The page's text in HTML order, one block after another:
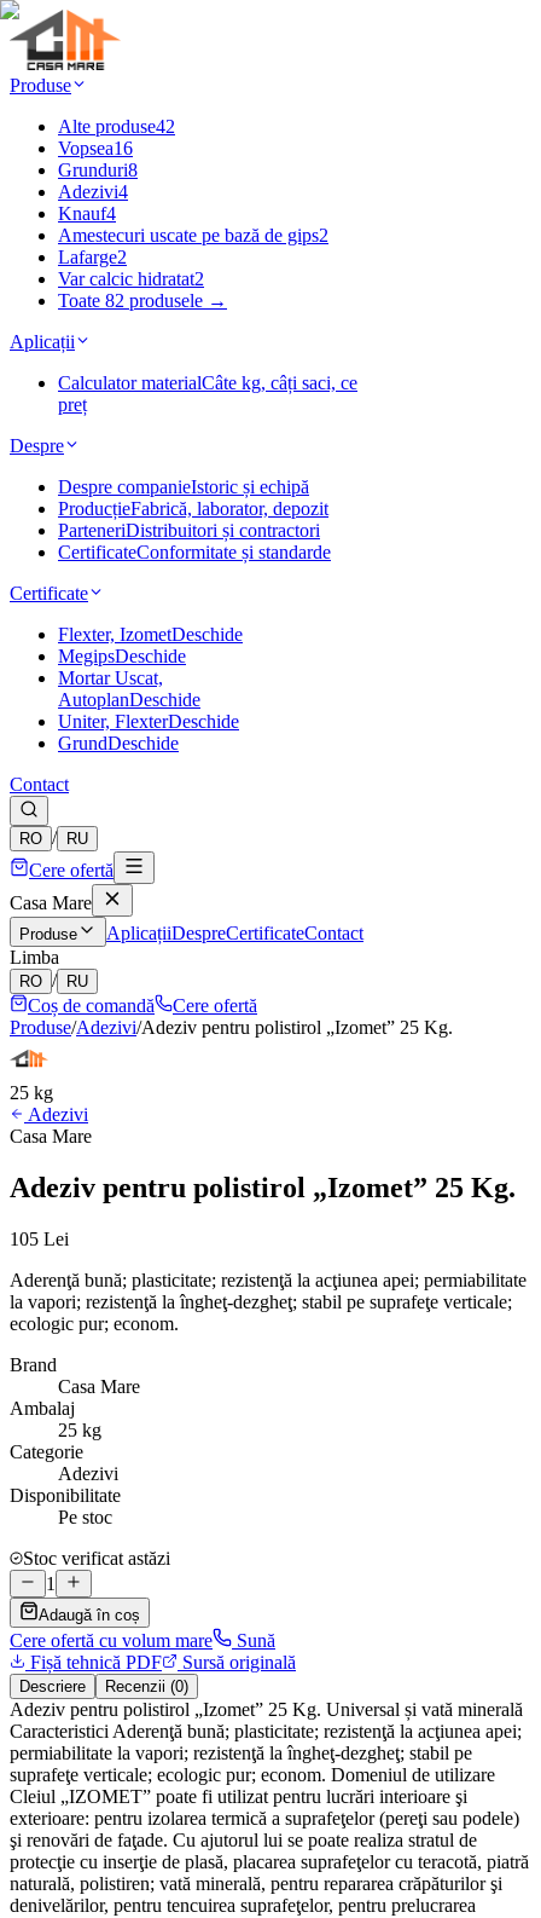
Produse
Alte produse42
Vopsea16
Grunduri8
Adezivi4
Knauf4
Amestecuri uscate pe bază de gips2
Lafarge2
Var calcic hidratat2
Toate 82 produsele →
Aplicații
Calculator materialCâte kg, câți saci, ce
preț
Despre
Despre companieIstoric și echipă
ProducțieFabrică, laborator, depozit
ParteneriDistribuitori și contractori
CertificateConformitate și standarde
Certificate
Flexter, IzometDeschide
MegipsDeschide
Mortar Uscat,
AutoplanDeschide
Uniter, FlexterDeschide
GrundDeschide
Contact
RO / RU
Cere ofertă
Casa Mare
Produse AplicațiiDespreCertificateContact
Limba
RO / RU
Coș de comandă
Cere ofertă
Produse/Adezivi/Adeziv pentru polistirol „Izomet” 25 Kg.
25 kg
Adezivi
Casa Mare
Adeziv pentru polistirol „Izomet” 25 Kg.
105 Lei
Aderenţă bună; plasticitate; rezistenţă la acţiunea apei; permiabilitate
la vapori; rezistenţă la îngheţ-dezgheţ; stabil pe suprafeţe verticale;
ecologic pur; econom.
Brand
Casa Mare
Ambalaj
25 kg
Categorie
Adezivi
Disponibilitate
Pe stoc
Stoc verificat astăzi
1
Adaugă în coș
Cere ofertă cu volum mare
Sună
Fișă tehnică PDF
Sursă originală
Descriere Recenzii (0)
Adeziv pentru polistirol „Izomet” 25 Kg. Universal și vată minerală
Caracteristici Aderenţă bună; plasticitate; rezistenţă la acţiunea apei;
permiabilitate la vapori; rezistenţă la îngheţ-dezgheţ; stabil pe
suprafeţe verticale; ecologic pur; econom. Domeniul de utilizare
Cleiul „IZOMET” poate fi utilizat pentru lucrări interioare şi
exterioare: pentru izolarea termică a suprafeţelor (pereţi sau podele)
şi renovări de faţade. Cu ajutorul lui se poate realiza stratul de
protecţie cu inserţie de plasă, placarea suprafeţelor cu teracotă, piatră
naturală, polistiren; vată minerală, pentru repararea crăpăturilor şi
denivelărilor, pentru tencuirea suprafeţelor, pentru prelucrarea